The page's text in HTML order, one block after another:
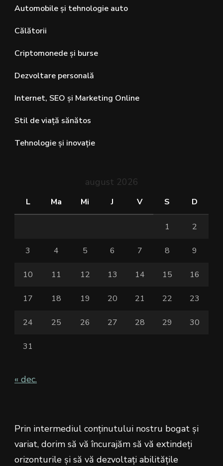
Automobile și tehnologie auto
Călătorii
Criptomonede și burse
Dezvoltare personală
Internet, SEO și Marketing Online
Stil de viață sănătos
Tehnologie și inovație
august 2026
L Ma Mi J V S D
1 2
3 4 5 6 7 8 9
10 11 12 13 14 15 16
17 18 19 20 21 22 23
24 25 26 27 28 29 30
31
« dec.
Prin intermediul conținutului nostru bogat și
variat, dorim să vă încurajăm să vă extindeți
orizonturile și să vă dezvoltați abilitățile